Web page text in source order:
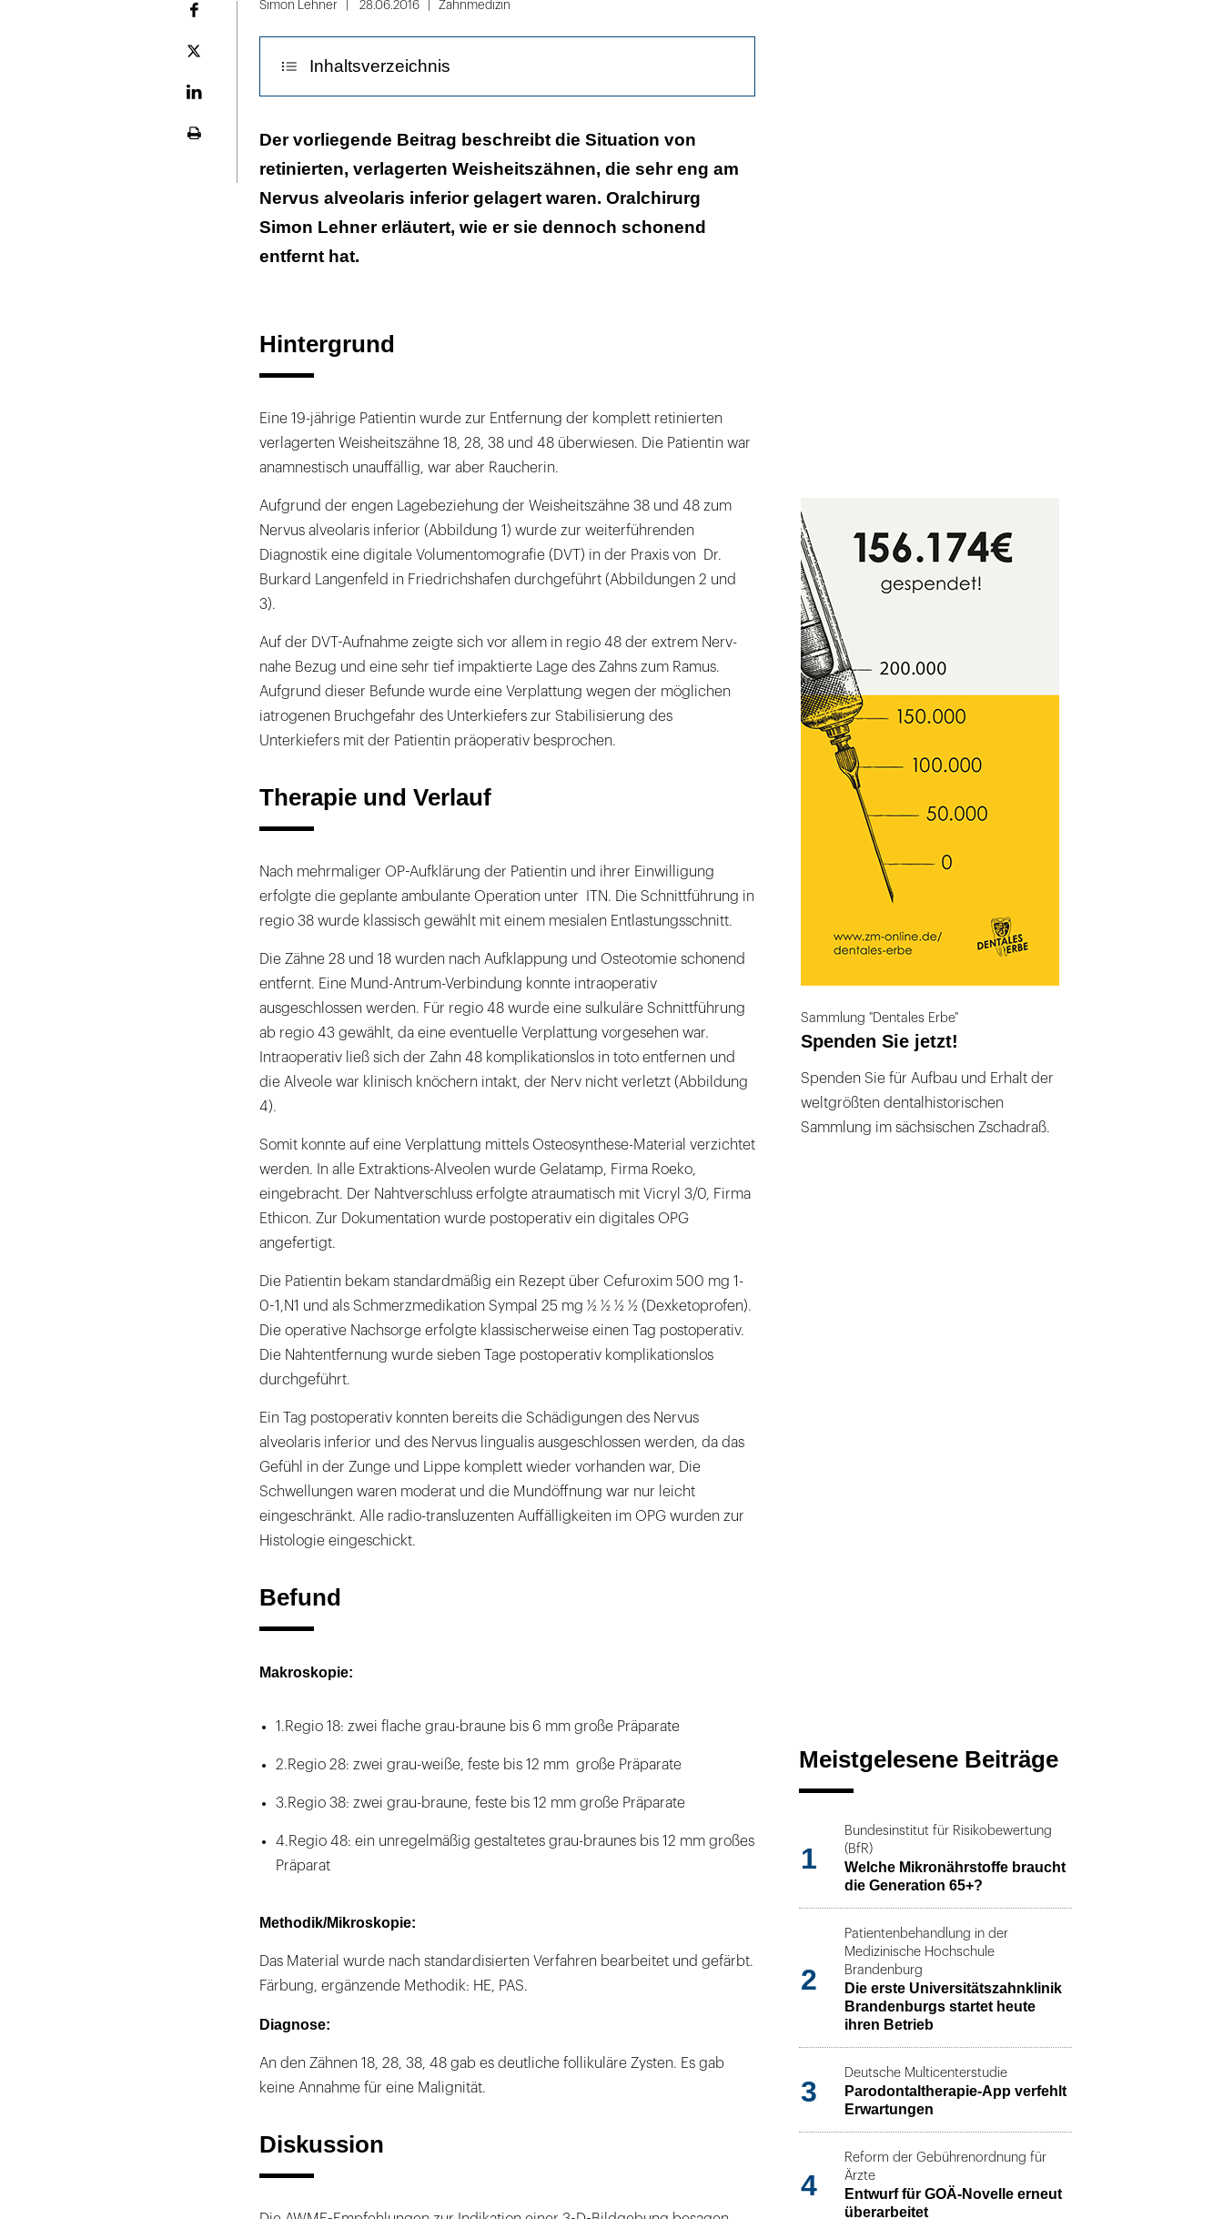
Plattform
Simon Lehner 28.06.2016 Zahnmedizin
Inhaltsverzeichnis
Hintergrund
Therapie und Verlauf
Befund
Diskussion
Der vorliegende Beitrag beschreibt die Situation von
retinierten, verlagerten Weisheitszähnen, die sehr eng am
Nervus alveolaris inferior gelagert waren. Oralchirurg
Simon Lehner erläutert, wie er sie dennoch schonend
entfernt hat.
Hintergrund
Eine 19-jährige Patientin wurde zur Entfernung der komplett retinierten
verlagerten Weisheitszähne 18, 28, 38 und 48 überwiesen. Die Patientin war
anamnestisch unauffällig, war aber Raucherin.
Aufgrund der engen Lagebeziehung der Weisheitszähne 38 und 48 zum
Nervus alveolaris inferior (Abbildung 1) wurde zur weiterführenden
Diagnostik eine digitale Volumentomografie (DVT) in der Praxis von Dr.
Burkard Langenfeld in Friedrichshafen durchgeführt (Abbildungen 2 und
3).
Auf der DVT-Aufnahme zeigte sich vor allem in regio 48 der extrem Nerv-
nahe Bezug und eine sehr tief impaktierte Lage des Zahns zum Ramus.
Aufgrund dieser Befunde wurde eine Verplattung wegen der möglichen
iatrogenen Bruchgefahr des Unterkiefers zur Stabilisierung des
Unterkiefers mit der Patientin präoperativ besprochen.
Therapie und Verlauf
Nach mehrmaliger OP-Aufklärung der Patientin und ihrer Einwilligung
erfolgte die geplante ambulante Operation unter ITN. Die Schnittführung in
regio 38 wurde klassisch gewählt mit einem mesialen Entlastungsschnitt.
Die Zähne 28 und 18 wurden nach Aufklappung und Osteotomie schonend
entfernt. Eine Mund-Antrum-Verbindung konnte intraoperativ
ausgeschlossen werden. Für regio 48 wurde eine sulkuläre Schnittführung
ab regio 43 gewählt, da eine eventuelle Verplattung vorgesehen war.
Intraoperativ ließ sich der Zahn 48 komplikationslos in toto entfernen und
die Alveole war klinisch knöchern intakt, der Nerv nicht verletzt (Abbildung
4).
Somit konnte auf eine Verplattung mittels Osteosynthese-Material verzichtet
werden. In alle Extraktions-Alveolen wurde Gelatamp, Firma Roeko,
eingebracht. Der Nahtverschluss erfolgte atraumatisch mit Vicryl 3/0, Firma
Ethicon. Zur Dokumentation wurde postoperativ ein digitales OPG
angefertigt.
Die Patientin bekam standardmäßig ein Rezept über Cefuroxim 500 mg 1-
0-1,N1 und als Schmerzmedikation Sympal 25 mg ½ ½ ½ ½ (Dexketoprofen).
Die operative Nachsorge erfolgte klassischerweise einen Tag postoperativ.
Die Nahtentfernung wurde sieben Tage postoperativ komplikationslos
durchgeführt.
Ein Tag postoperativ konnten bereits die Schädigungen des Nervus
alveolaris inferior und des Nervus lingualis ausgeschlossen werden, da das
Gefühl in der Zunge und Lippe komplett wieder vorhanden war, Die
Schwellungen waren moderat und die Mundöffnung war nur leicht
eingeschränkt. Alle radio-transluzenten Auffälligkeiten im OPG wurden zur
Histologie eingeschickt.
Befund
Makroskopie:
1.Regio 18: zwei flache grau-braune bis 6 mm große Präparate
2.Regio 28: zwei grau-weiße, feste bis 12 mm große Präparate
3.Regio 38: zwei grau-braune, feste bis 12 mm große Präparate
4.Regio 48: ein unregelmäßig gestaltetes grau-braunes bis 12 mm großes
Präparat
Methodik/Mikroskopie:
Das Material wurde nach standardisierten Verfahren bearbeitet und gefärbt.
Färbung, ergänzende Methodik: HE, PAS.
Diagnose:
An den Zähnen 18, 28, 38, 48 gab es deutliche follikuläre Zysten. Es gab
keine Annahme für eine Malignität.
Diskussion
Sammlung "Dentales Erbe"
Spenden Sie jetzt!
Spenden Sie für Aufbau und Erhalt der
weltgrößten dentalhistorischen
Sammlung im sächsischen Zschadraß.
Meistgelesene Beiträge
1
Bundesinstitut für Risikobewertung
(BfR)
Welche Mikronährstoffe braucht
die Generation 65+?
2
Patientenbehandlung in der
Medizinische Hochschule
Brandenburg
Die erste Universitätszahnklinik
Brandenburgs startet heute
ihren Betrieb
3
Deutsche Multicenterstudie
Parodontaltherapie-App verfehlt
Erwartungen
4
Reform der Gebührenordnung für
Ärzte
Entwurf für GOÄ-Novelle erneut
überarbeitet